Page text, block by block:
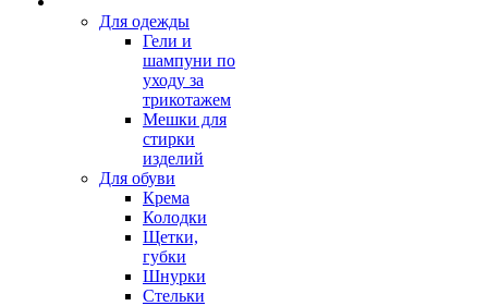
Для одежды
Гели и
шампуни по
уходу за
трикотажем
Мешки для
стирки
изделий
Для обуви
Крема
Колодки
Щетки,
губки
Шнурки
Стельки